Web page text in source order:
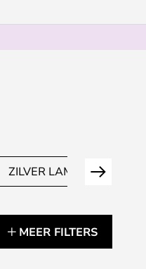
ZILVER LAMPEN
MEER FILTERS